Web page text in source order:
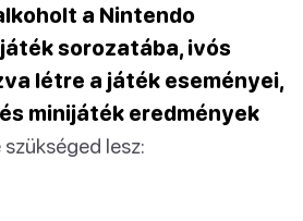
a Nintendo
sorozatába, ivós
létre a játék eseményei,
minijáték eredmények
lesz: